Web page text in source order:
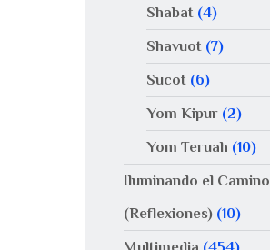
Shabat(4)
Shavuot(7)
Sucot(6)
Yom Kipur(2)
Yom Teruah (10)
Iluminando el Camino
(Reflexiones) (10)